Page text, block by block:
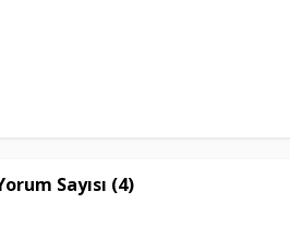
Sayısı (4)